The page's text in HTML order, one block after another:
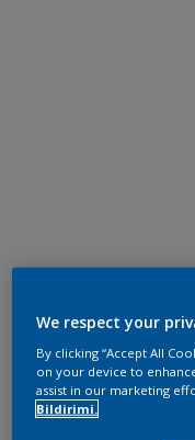
We respect your
By clicking “Accept All
on your device to
assist in our marketing
Bildirimi.